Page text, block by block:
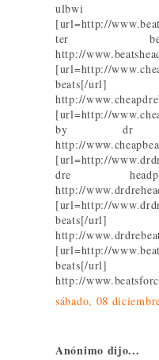
ulbwi
[url=http://
ter
http://
[url=http://
http://
[url=http://
by dr
http://
[url=http://
dre
http://
[url=http://
http://
[url=http://
http://
sábado, 08
Anónimo dijo...